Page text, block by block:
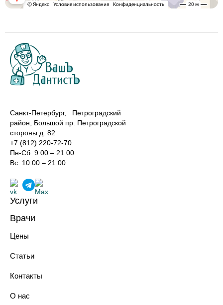
Санкт-Петербург, Петроградский
район, Большой пр. Петроградской
стороны д. 82
+7 (812) 220-72-70
Пн-Сб: 9:00 – 21:00
Вс: 10:00 – 21:00
Услуги
Лечение зубов
Реставрация зубов
Профилактика зубов
Протезирование зубов
Ортодонтия
Парадонтология лечения
Врачи
Хирурги-имплантологи
Ортопеды
Терапевты
Ортодонты
Анестезиологи-реаниматологи
Цены
Статьи
Контакты
О нас